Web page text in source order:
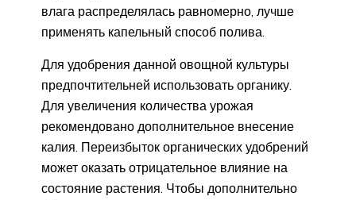
влага распределялась равномерно, лучше
применять капельный способ полива.
Для удобрения данной овощной культуры
предпочтительней использовать органику.
Для увеличения количества урожая
рекомендовано дополнительное внесение
калия. Переизбыток органических удобрений
может оказать отрицательное влияние на
состояние растения. Чтобы дополнительно